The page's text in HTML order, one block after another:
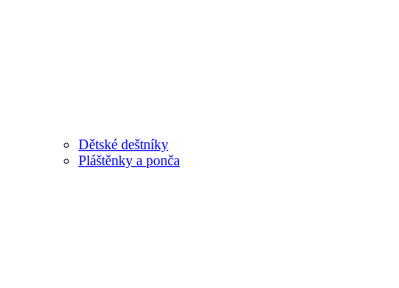
Dětské deštníky
Pláštěnky a ponča